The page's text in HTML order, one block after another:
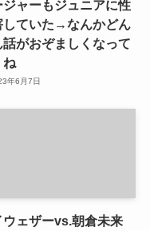
ジャーもジュニアに性
していた→なんかどん
話がおぞましくなって
ね
年6月7日
ウェザーvs.朝倉未来